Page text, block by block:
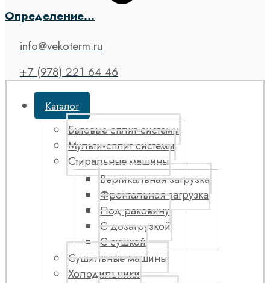
Определение...
info@vekoterm.ru
+7 (978) 221 64 46
Каталог
Бытовые сплит-системы
Мульти-сплит системы
Стиральные машины
Вертикальная загрузка
Фронтальная загрузка
Под раковину
С дозагрузкой
С сушкой
Сушильные машины
Холодильники